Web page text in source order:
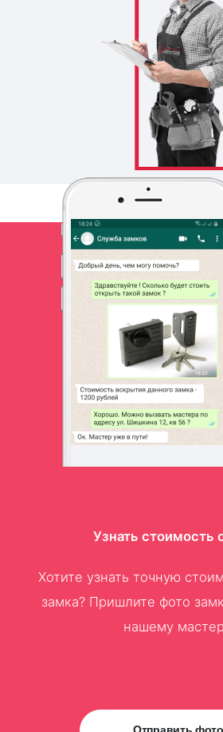
Узнать стоимость
Хотите узнать точную
замка? Пришлите фото
нашему